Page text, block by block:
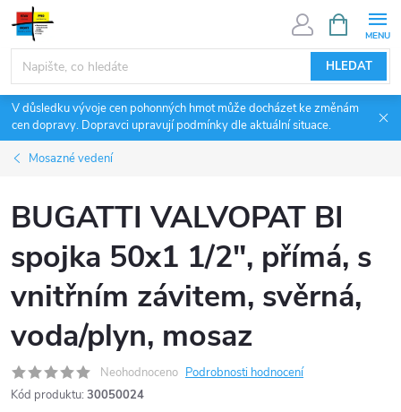
Přejít
obsah
HLEDAT
NÁKUPNÍ
KOŠÍK
V důsledku vývoje cen pohonných hmot může docházet ke změnám
cen dopravy. Dopravci upravují podmínky dle aktuální situace.
Mosazné vedení
BUGATTI VALVOPAT BI
spojka 50x1 1/2", přímá, s
vnitřním závitem, svěrná,
voda/plyn, mosaz
Neohodnoceno Podrobnosti hodnocení
Kód produktu: 30050024